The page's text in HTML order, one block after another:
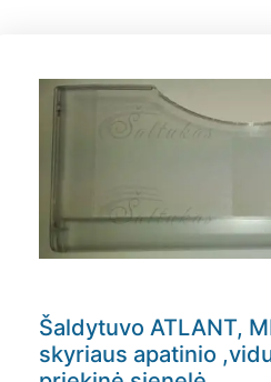
Šaldytuvo ATLANT,
skyriaus apatinio